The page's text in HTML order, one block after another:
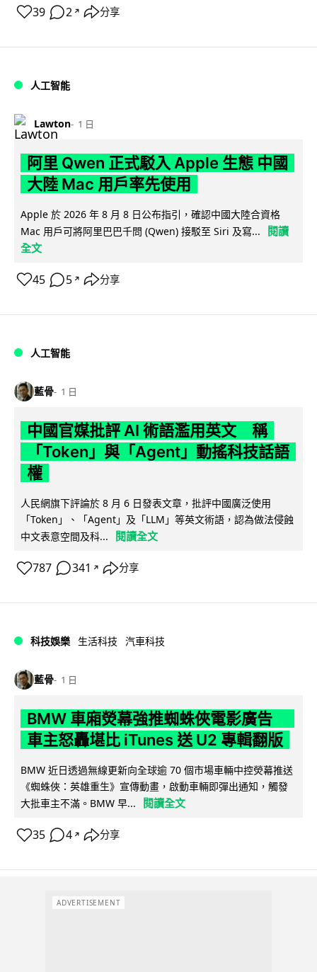
39 2 ↗ 分享
人工智能
Lawton 1 日
阿里 Qwen 正式駁入 Apple 生態 中國
大陸 Mac 用戶率先使用
Apple 於 2026 年 8 月 8 日公布指引，確認中國大陸合資格
Mac 用戶可將阿里巴巴千問 (Qwen) 接駁至 Siri 及寫...
閱讀
全文
45 5 ↗ 分享
人工智能
藍骨 1 日
中國官媒批評 AI 術語濫用英文 稱
「Token」與「Agent」動搖科技話語
權
人民網旗下評論於 8 月 6 日發表文章，批評中國廣泛使用
「Token」、「Agent」及「LLM」等英文術語，認為做法侵蝕
中文表意空間及科...
閱讀全文
787 341 ↗ 分享
科技娛樂 生活科技 汽車科技
藍骨 1 日
BMW 車廂熒幕強推蜘蛛俠電影廣告
車主怒轟堪比 iTunes 送 U2 專輯翻版
BMW 近日透過無線更新向全球逾 70 個市場車輛中控熒幕推送
《蜘蛛俠：英雄重生》宣傳動畫，啟動車輛即彈出通知，觸發
大批車主不滿。BMW 早...
閱讀全文
35 4 ↗ 分享
ADVERTISEMENT